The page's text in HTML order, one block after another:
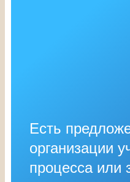
Есть
организации
процесса или